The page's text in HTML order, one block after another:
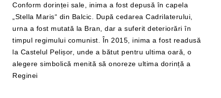
Conform dorinței sale, inima a fost depusă în capela
„Stella Maris“ din Balcic. După cedarea Cadrilaterului,
urna a fost mutată la Bran, dar a suferit deteriorări în
timpul regimului comunist. În 2015, inima a fost readusă
la Castelul Pelișor, unde a bătut pentru ultima oară, o
alegere simbolică menită să onoreze ultima dorință a
Reginei